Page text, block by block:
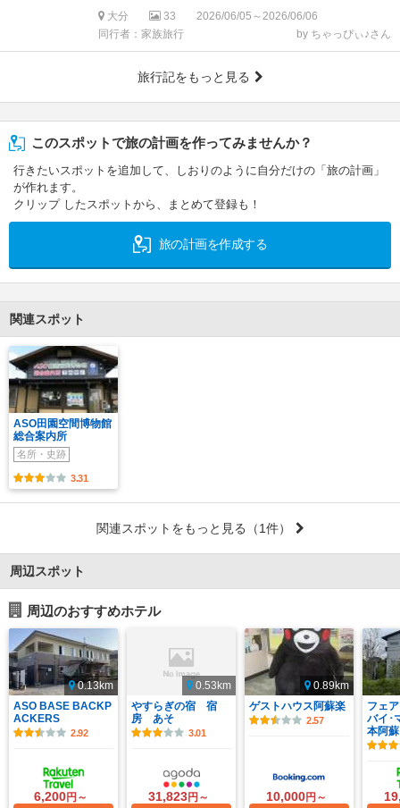
大分 33
2026/06/05～2026/06/06
同行者：家族旅行
by ちゃっぴぃ♪さん
旅行記をもっと見る
このスポットで旅の計画を作ってみませんか？
行きたいスポットを追加して、しおりのように自分だけの「旅の計画」
が作れます。
クリップ したスポットから、まとめて登録も！
旅の計画を作成する
関連スポット
ASO田園空間博物館
総合案内所
名所・史跡
3.31
関連スポットをもっと見る （1件）
周辺スポット
周辺のおすすめホテル
0.13km
ASO BASE BACKP
ACKERS
2.92
6,200円～
0.53km
やすらぎの宿 宿
房 あそ
3.01
31,823円～
0.89km
ゲストハウス阿蘇楽
2.57
10,000円～
フェ
バイ･
本阿蘇